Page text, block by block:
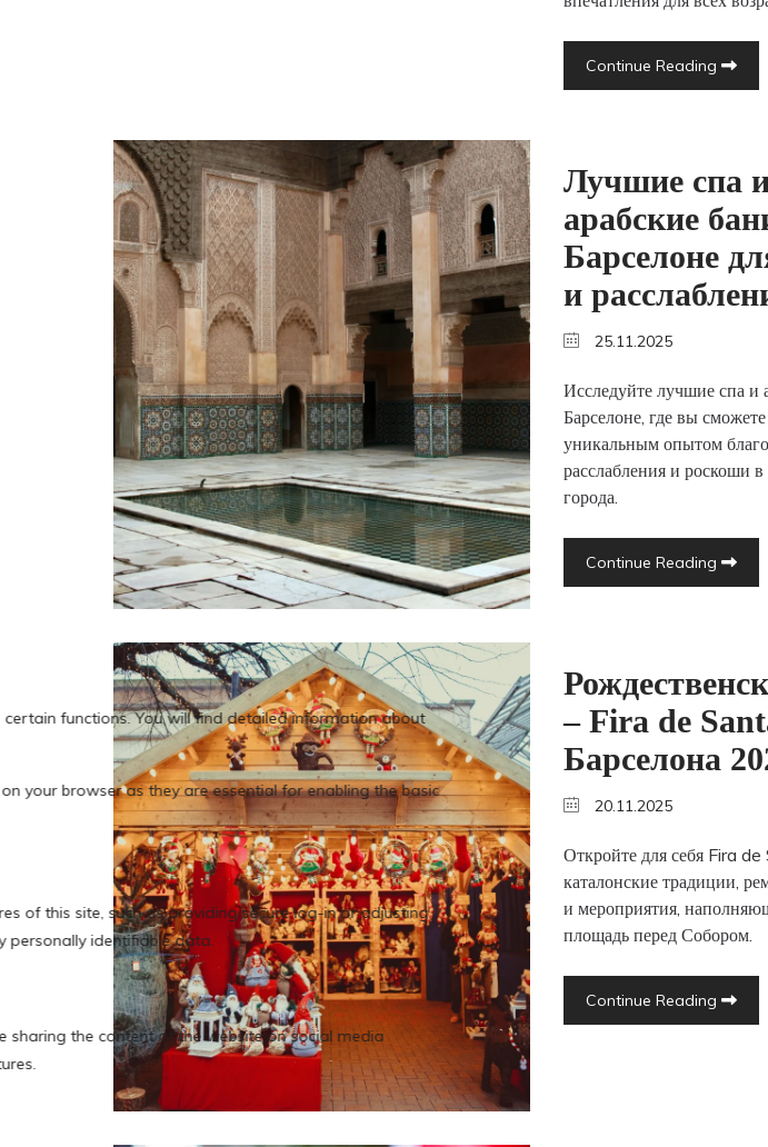
Continue Reading
Лучшие спа
арабские
Барселоне
и
25.11.2025
Исследуйте лучшие спа и
Барселоне, где вы
уникальным опытом
расслабления и роскоши
города.
Continue Reading
– Fira de
Барселона
20.11.2025
Откройте для себя Fira
каталонские традиции,
и мероприятия,
площадь перед Собором.
Continue Reading